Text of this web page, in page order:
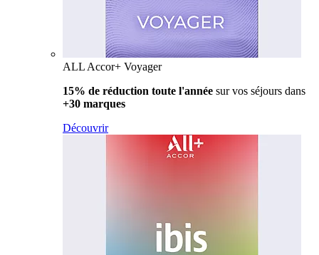
ALL Accor+ Voyager
15% de réduction toute l'année sur vos séjours dans
+30 marques
Découvrir